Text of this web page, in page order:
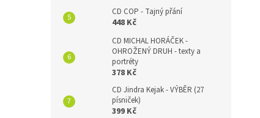
CD COP - Tajný přání
448 Kč
CD MICHAL HORÁČEK -
OHROŽENÝ DRUH - texty a
portréty
378 Kč
CD Jindra Kejak - VÝBĚR (27
písniček)
399 Kč